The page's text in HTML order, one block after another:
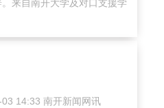
来自南开大学及对口支援学
14:33 南开新闻网讯